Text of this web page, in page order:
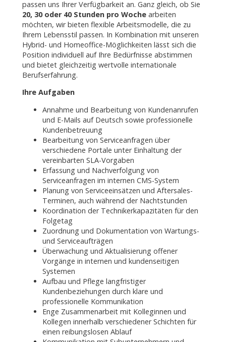
passen uns Ihrer Verfügbarkeit an. Ganz gleich, ob Sie
20, 30 oder 40 Stunden pro Wochearbeiten
möchten, wir bieten flexible Arbeitsmodelle, die zu
Ihrem Lebensstil passen. In Kombination mit unseren
Hybrid- und Homeoffice-Möglichkeiten lässt sich die
Position individuell auf Ihre Bedürfnisse abstimmen
und bietet gleichzeitig wertvolle internationale
Berufserfahrung.
Ihre Aufgaben
Annahme und Bearbeitung von Kundenanrufen
und E-Mails auf Deutsch sowie professionelle
Kundenbetreuung
Bearbeitung von Serviceanfragen über
verschiedene Portale unter Einhaltung der
vereinbarten SLA-Vorgaben
Erfassung und Nachverfolgung von
Serviceanfragen im internen CMS-System
Planung von Serviceeinsätzen und Aftersales-
Terminen, auch während der Nachtstunden
Koordination der Technikerkapazitäten für den
Folgetag
Zuordnung und Dokumentation von Wartungs-
und Serviceaufträgen
Überwachung und Aktualisierung offener
Vorgänge in internen und kundenseitigen
Systemen
Aufbau und Pflege langfristiger
Kundenbeziehungen durch klare und
professionelle Kommunikation
Enge Zusammenarbeit mit Kolleginnen und
Kollegen innerhalb verschiedener Schichten für
einen reibungslosen Ablauf